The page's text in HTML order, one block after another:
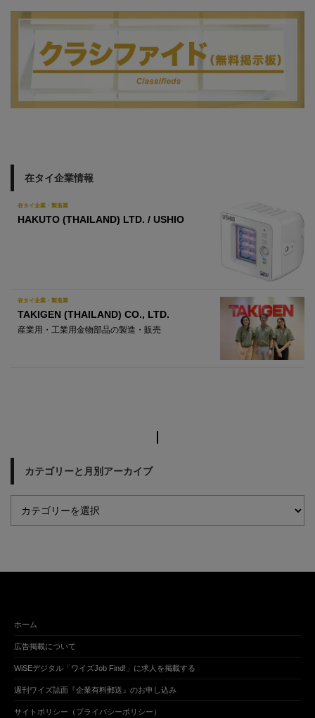
在タイ企業情報
在タイ企業・製造業
HAKUTO (THAILAND) LTD. / USHIO
在タイ企業・製造業
TAKIGEN (THAILAND) CO., LTD.
産業用・工業用金物部品の製造・販売
カテゴリーと月別アーカイブ
ホーム
広告掲載について
WiSEデジタル「ワイズJob Find!」に求人を掲載する
週刊ワイズ誌面『企業有料郵送』のお申し込み
サイトポリシー（プライバシーポリシー）